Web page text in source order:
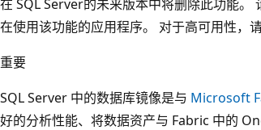
在 SQL Server的未来版本中将删除此功能
在使用该功能的应用程序。 对于高可用性，
重要
SQL Server 中的数据库镜像是与 Microsoft
好的分析性能、将数据资产与 Fabric 中的